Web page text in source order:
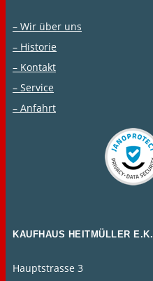
– Wir über uns
– Historie
– Kontakt
– Service
– Anfahrt
KAUFHAUS HEITMÜLLER E.K.
Hauptstrasse 3